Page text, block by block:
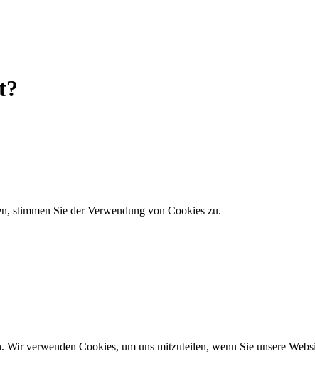
stimmen Sie der Verwendung von Cookies zu.
verwenden Cookies, um uns mitzuteilen, wenn Sie unsere